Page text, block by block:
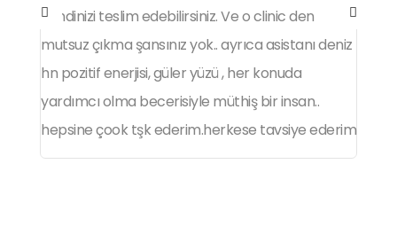
kendinizi teslim edebilirsiniz. Ve o clinic den
mutsuz çıkma şansınız yok.. ayrıca asistanı deniz
hn pozitif enerjisi, güler yüzü , her konuda
yardımcı olma becerisiyle müthiş bir insan..
hepsine çook tşk ederim.herkese tavsiye ederim